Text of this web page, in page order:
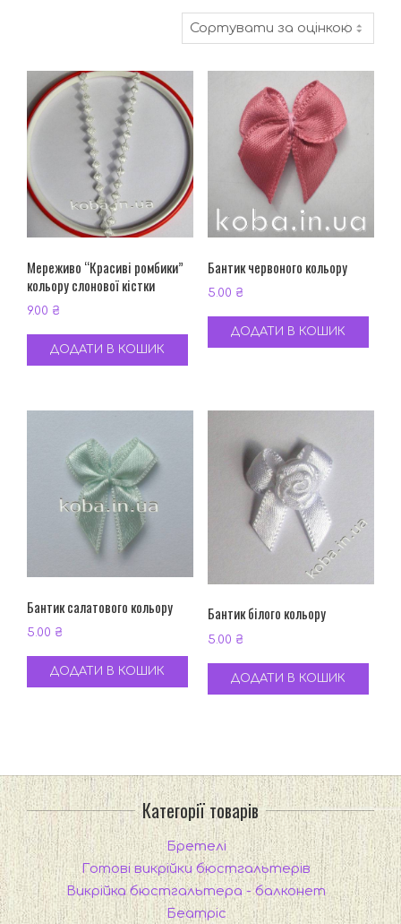
за
середньою
Мереживо “Красиві ромбики”
кольору слонової кістки
9.00 ₴
ДОДАТИ В КОШИК
Бантик червоного кольору
5.00 ₴
ДОДАТИ В КОШИК
Бантик салатового кольору
5.00 ₴
ДОДАТИ В КОШИК
Бантик білого кольору
5.00 ₴
ДОДАТИ В КОШИК
Категорії товарів
Бретелі
Готові викрійки бюстгальтерів
Викрійка бюстгальтера - балконет
Беатріс